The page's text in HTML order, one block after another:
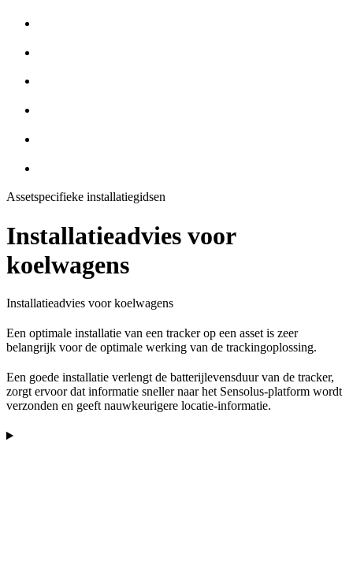
Assetspecifieke installatiegidsen
Installatieadvies voor
koelwagens
Installatieadvies voor koelwagens
Een optimale installatie van een tracker op een asset is zeer
belangrijk voor de optimale werking van de trackingoplossing.
Een goede installatie verlengt de batterijlevensduur van de tracker,
zorgt ervoor dat informatie sneller naar het Sensolus-platform wordt
verzonden en geeft nauwkeurigere locatie-informatie.